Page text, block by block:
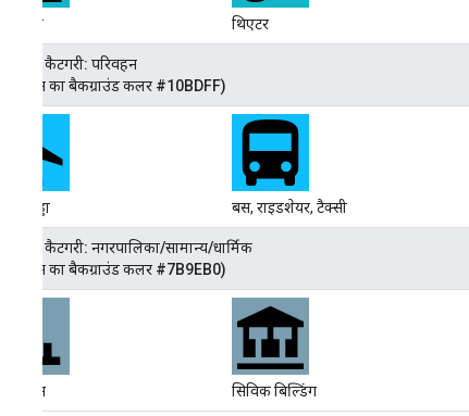
संग्रहालय थिएटर
जगह की कैटगरी: परिवहन
(आइकॉन का बैकग्राउंड कलर #10BDFF)
हवाई अड्डा बस, राइडशेयर, टैक्सी
जगह की कैटगरी: नगरपालिका/सामान्य/धार्मिक
(आइकॉन का बैकग्राउंड कलर #7B9EB0)
कब्रिस्तान सिविक बिल्डिंग